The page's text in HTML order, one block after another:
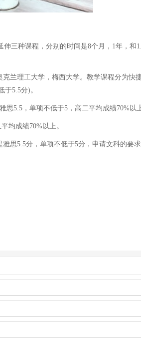
种课程，分别的时间是8个月，1年，和
理工大学，梅西大学。教学课程分为快
5.5分)。
5.5，单项不低于5，高二平均成绩70%以上
均成绩70%以上。
5.5分，单项不低于5分，申请文科的要求